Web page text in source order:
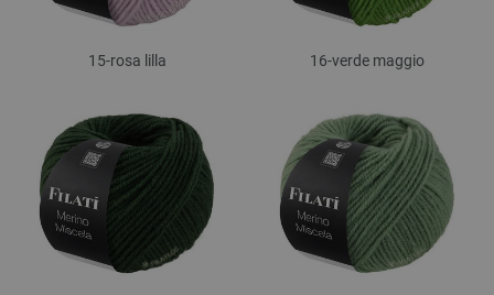
15-rosa lilla 16-verde maggio